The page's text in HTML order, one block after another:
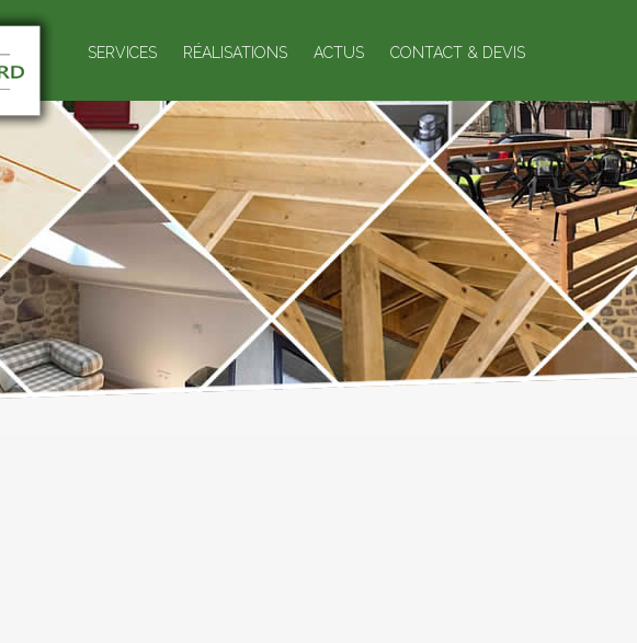
SERVICES RÉALISATIONS ACTUS CONTACT & DEVIS